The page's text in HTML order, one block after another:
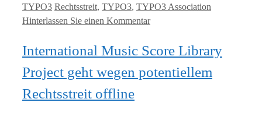
Kategorien
TYPO3 Tags
Rechtsstreit, TYPO3, TYPO3 Association
Hinterlassen Sie einen Kommentar
International Music Score Library
Project geht wegen potentiellem
Rechtsstreit offline